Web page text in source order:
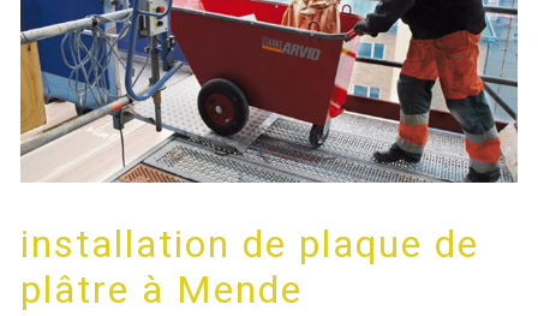
installation de plaque de
plâtre à Mende